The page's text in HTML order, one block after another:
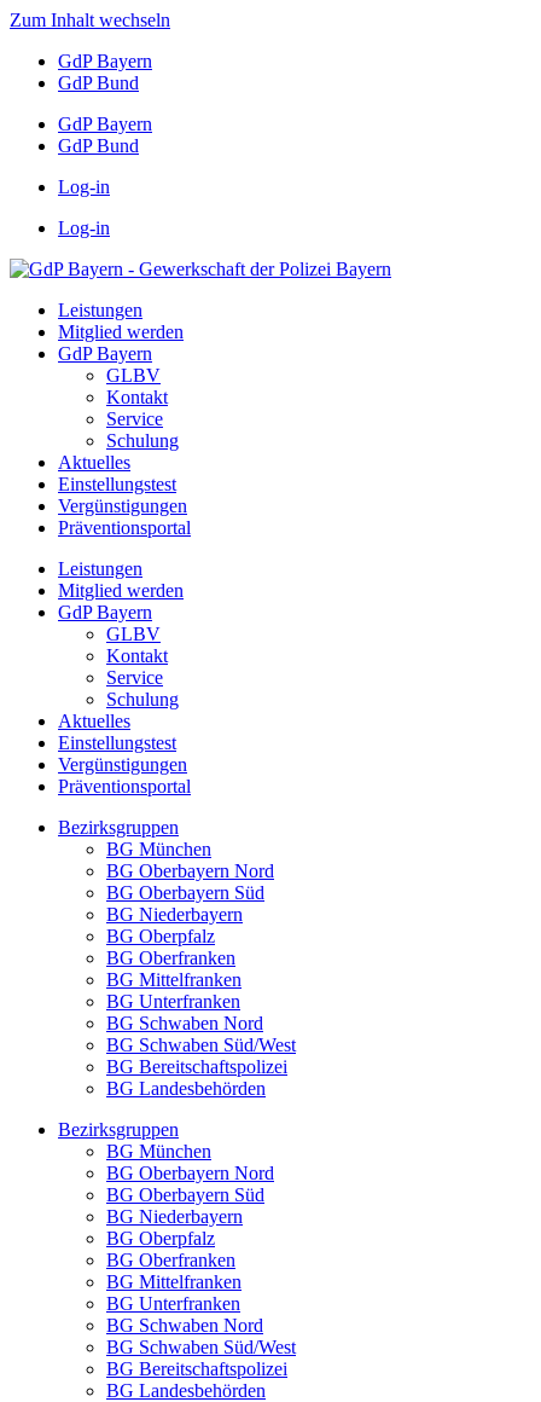
Zum Inhalt wechseln
GdP Bayern
GdP Bund
GdP Bayern
GdP Bund
Log-in
Log-in
Leistungen
Mitglied werden
GdP Bayern
GLBV
Kontakt
Service
Schulung
Aktuelles
Einstellungstest
Vergünstigungen
Präventionsportal
Leistungen
Mitglied werden
GdP Bayern
GLBV
Kontakt
Service
Schulung
Aktuelles
Einstellungstest
Vergünstigungen
Präventionsportal
Bezirksgruppen
BG München
BG Oberbayern Nord
BG Oberbayern Süd
BG Niederbayern
BG Oberpfalz
BG Oberfranken
BG Mittelfranken
BG Unterfranken
BG Schwaben Nord
BG Schwaben Süd/West
BG Bereitschaftspolizei
BG Landesbehörden
Bezirksgruppen
BG München
BG Oberbayern Nord
BG Oberbayern Süd
BG Niederbayern
BG Oberpfalz
BG Oberfranken
BG Mittelfranken
BG Unterfranken
BG Schwaben Nord
BG Schwaben Süd/West
BG Bereitschaftspolizei
BG Landesbehörden